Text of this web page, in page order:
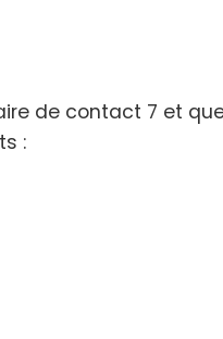
de contact 7 et
: